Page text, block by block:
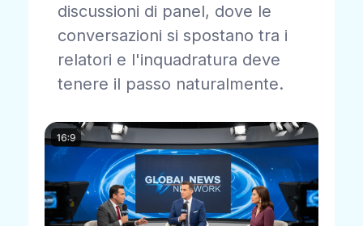
discussioni di panel, dove le
conversazioni si spostano tra i
relatori e l'inquadratura deve
tenere il passo naturalmente.